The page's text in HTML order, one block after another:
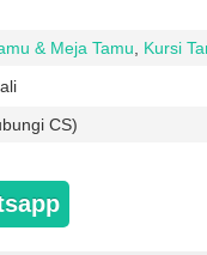
& Meja Tamu, Kursi
CS)